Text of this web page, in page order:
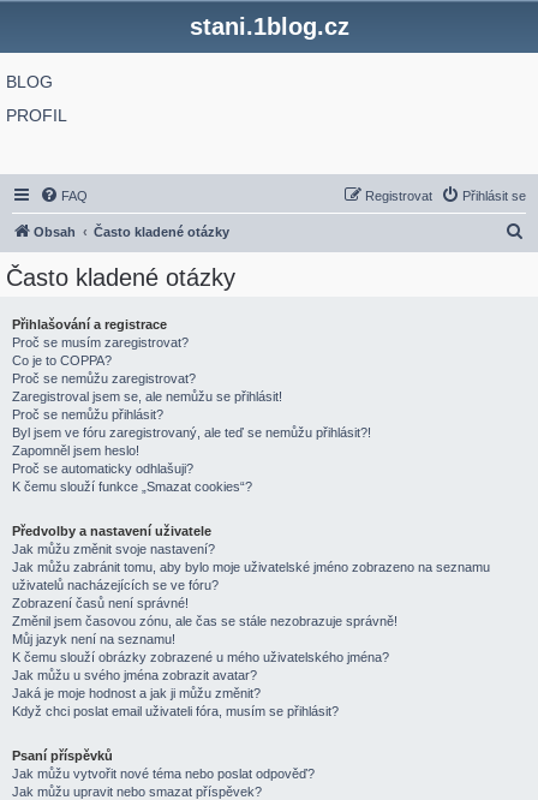
stani.1blog.cz
BLOG
PROFIL
FAQ Přihlásit se
Registrovat
Obsah Často kladené otázky
Často kladené otázky
Přihlašování a registrace
Proč se musím zaregistrovat?
Co je to COPPA?
Proč se nemůžu zaregistrovat?
Zaregistroval jsem se, ale nemůžu se přihlásit!
Proč se nemůžu přihlásit?
Byl jsem ve fóru zaregistrovaný, ale teď se nemůžu přihlásit?!
Zapomněl jsem heslo!
Proč se automaticky odhlašuji?
K čemu slouží funkce „Smazat cookies“?
Předvolby a nastavení uživatele
Jak můžu změnit svoje nastavení?
Jak můžu zabránit tomu, aby bylo moje uživatelské jméno zobrazeno na seznamu
uživatelů nacházejících se ve fóru?
Zobrazení časů není správné!
Změnil jsem časovou zónu, ale čas se stále nezobrazuje správně!
Můj jazyk není na seznamu!
K čemu slouží obrázky zobrazené u mého uživatelského jména?
Jak můžu u svého jména zobrazit avatar?
Jaká je moje hodnost a jak ji můžu změnit?
Když chci poslat email uživateli fóra, musím se přihlásit?
Psaní příspěvků
Jak můžu vytvořit nové téma nebo poslat odpověď?
Jak můžu upravit nebo smazat příspěvek?